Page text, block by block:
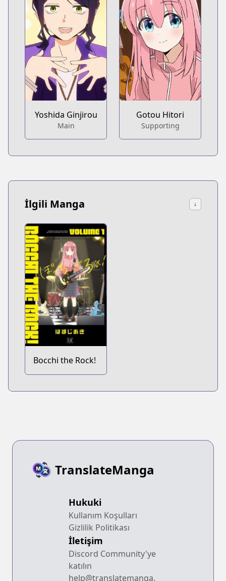
Yoshida Ginjirou
Main
Gotou Hitori
Supporting
İlgili Manga ↓
Bocchi the Rock!
TranslateManga
Hukuki
Kullanım Koşulları
Gizlilik Politikası
İletişim
Discord Community'ye
katılın
help@translatemanga.